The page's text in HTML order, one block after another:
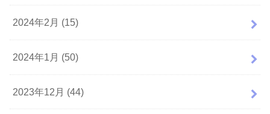
2024年2月 (15)
2024年1月 (50)
2023年12月 (44)